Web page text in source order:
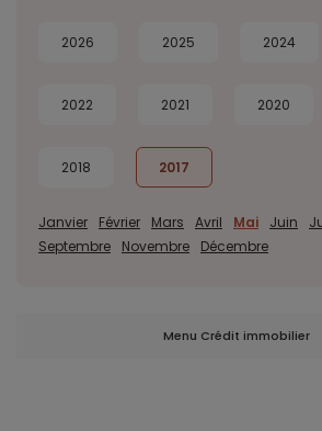
2026 2025 2024
2022 2021 2020
2018 2017
Janvier Février Mars Avril Mai Juin
Septembre
Novembre Décembre
Menu Crédit immobilier